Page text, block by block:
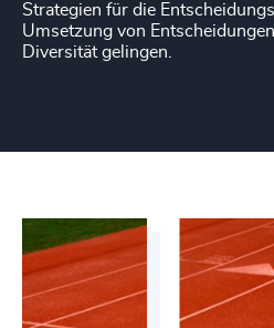
Strategien für die
Umsetzung von
Diversität gelingen.